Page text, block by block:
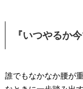
『いつやるか
誰でもなかなか腰が